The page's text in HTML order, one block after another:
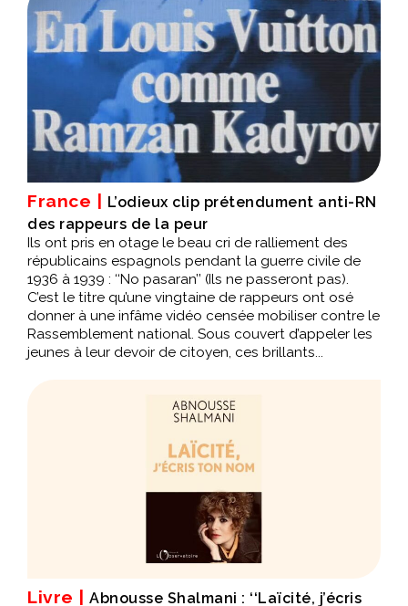
France |
L’odieux clip prétendument anti-RN
des rappeurs de la peur
Ils ont pris en otage le beau cri de ralliement des
républicains espagnols pendant la guerre civile de
1936 à 1939 : ‘‘No pasaran’’ (Ils ne passeront pas).
C’est le titre qu’une vingtaine de rappeurs ont osé
donner à une infâme vidéo censée mobiliser contre le
Rassemblement national. Sous couvert d’appeler les
jeunes à leur devoir de citoyen, ces brillants...
Livre | Abnousse Shalmani : ‘‘Laïcité, j’écris